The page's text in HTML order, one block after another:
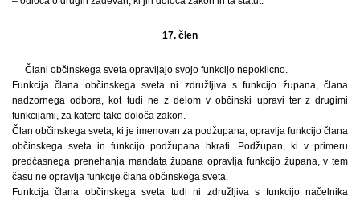
17. člen
Člani občinskega sveta opravljajo svojo funkcijo nepoklicno.
Funkcija člana občinskega sveta ni združljiva s funkcijo župana, člana
nadzornega odbora, kot tudi ne z delom v občinski upravi ter z drugimi
funkcijami, za katere tako določa zakon.
Član občinskega sveta, ki je imenovan za podžupana, opravlja funkcijo člana
občinskega sveta in funkcijo podžupana hkrati. Podžupan, ki v primeru
predčasnega prenehanja mandata župana opravlja funkcijo župana, v tem
času ne opravlja funkcije člana občinskega sveta.
Funkcija člana občinskega sveta tudi ni združljiva s funkcijo načelnika